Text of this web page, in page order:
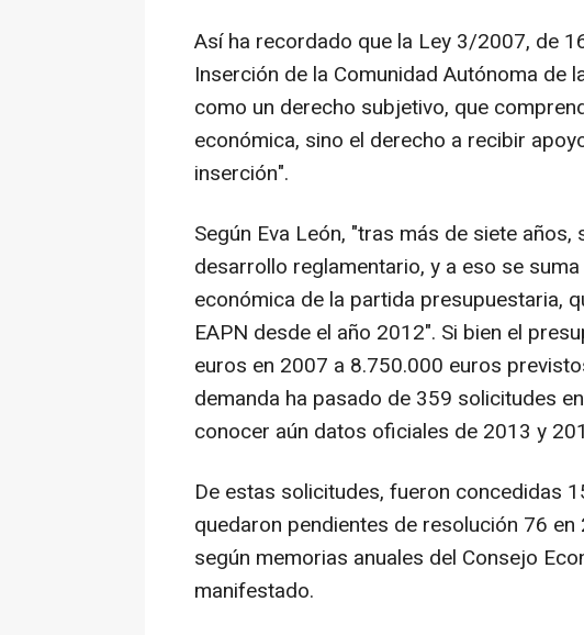
Así ha recordado que la Ley 3/2007, de
Inserción de la Comunidad Autónoma de
como un derecho subjetivo, que
económica, sino el derecho a recibir
inserción".
Según Eva León, "tras más de siete
desarrollo reglamentario, y a eso se
económica de la partida presupuestaria,
EAPN desde el año 2012". Si bien el
euros en 2007 a 8.750.000 euros
demanda ha pasado de 359 solicitudes
conocer aún datos oficiales de 2013 y
De estas solicitudes, fueron concedidas
quedaron pendientes de resolución 76
según memorias anuales del Consejo
manifestado.